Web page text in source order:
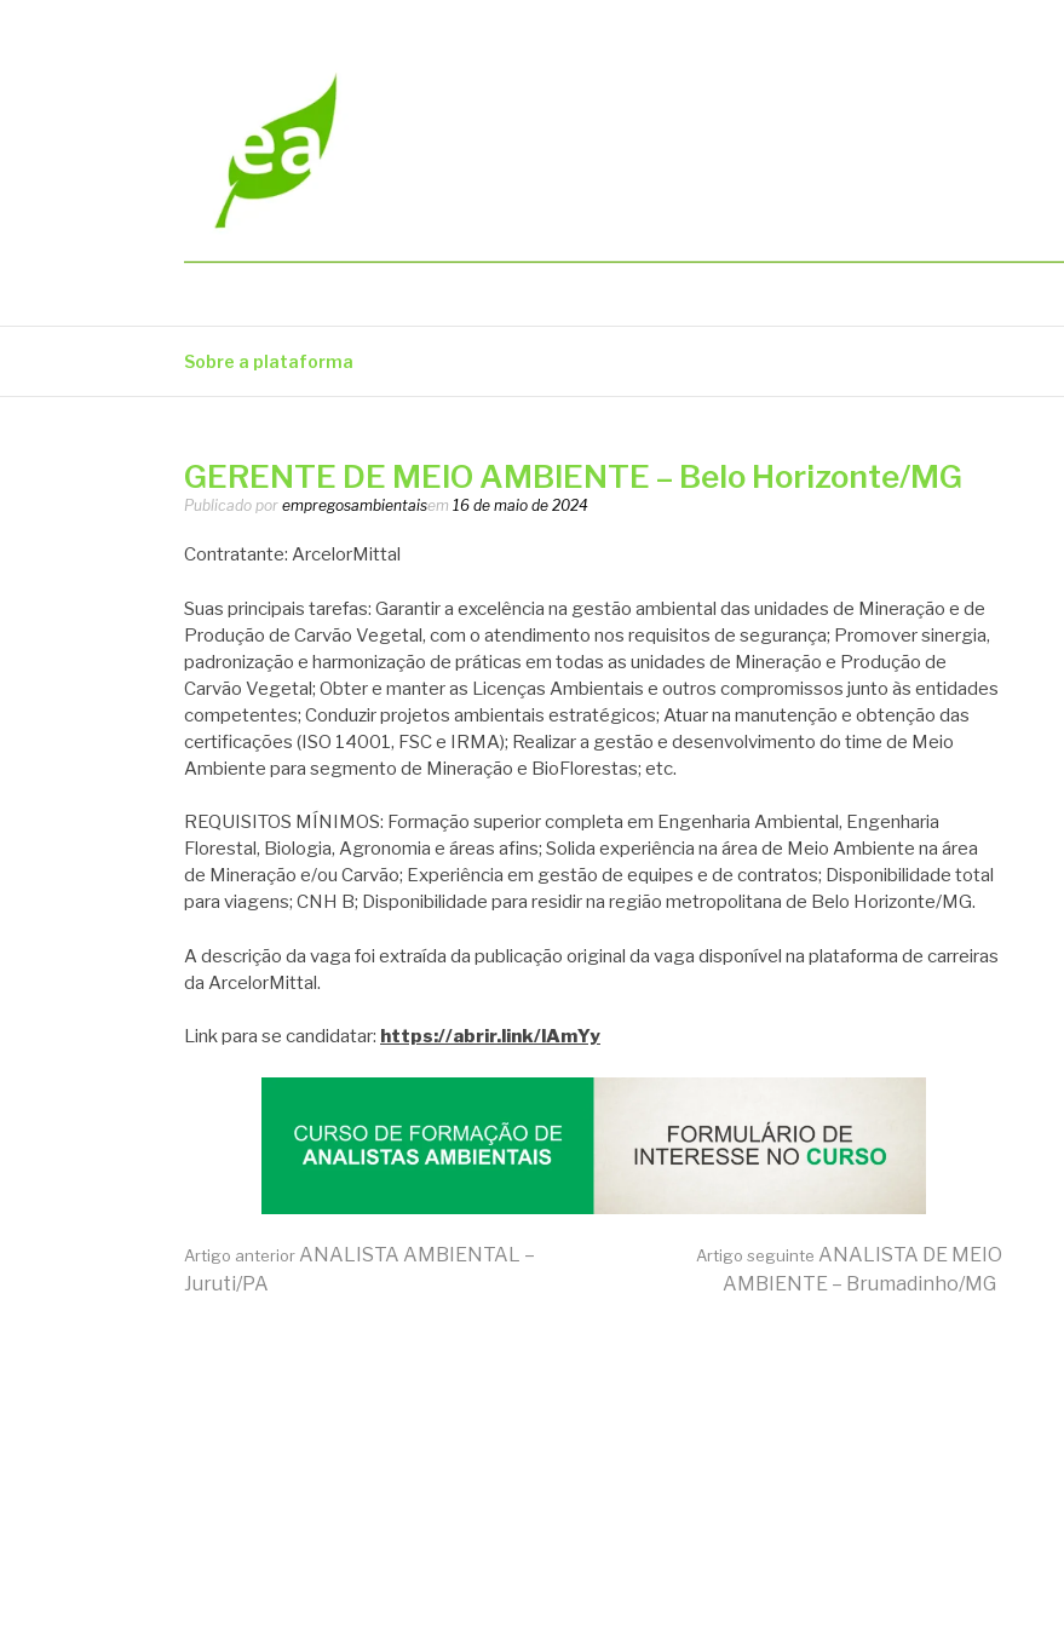
Sobre a plataforma
GERENTE DE MEIO AMBIENTE – Belo Horizonte/MG
Publicado por empregosambientaisem 16 de maio de 2024
Contratante: ArcelorMittal
Suas principais tarefas: Garantir a excelência na gestão ambiental das unidades de Mineração e de
Produção de Carvão Vegetal, com o atendimento nos requisitos de segurança; Promover sinergia,
padronização e harmonização de práticas em todas as unidades de Mineração e Produção de
Carvão Vegetal; Obter e manter as Licenças Ambientais e outros compromissos junto às entidades
competentes; Conduzir projetos ambientais estratégicos; Atuar na manutenção e obtenção das
certificações (ISO 14001, FSC e IRMA); Realizar a gestão e desenvolvimento do time de Meio
Ambiente para segmento de Mineração e BioFlorestas; etc.
REQUISITOS MÍNIMOS: Formação superior completa em Engenharia Ambiental, Engenharia
Florestal, Biologia, Agronomia e áreas afins; Solida experiência na área de Meio Ambiente na área
de Mineração e/ou Carvão; Experiência em gestão de equipes e de contratos; Disponibilidade total
para viagens; CNH B; Disponibilidade para residir na região metropolitana de Belo Horizonte/MG.
A descrição da vaga foi extraída da publicação original da vaga disponível na plataforma de carreiras
da ArcelorMittal.
Link para se candidatar: https://abrir.link/lAmYy
Continue
Artigo anterior ANALISTA AMBIENTAL –
Juruti/PA
Artigo seguinte ANALISTA DE MEIO
AMBIENTE – Brumadinho/MG